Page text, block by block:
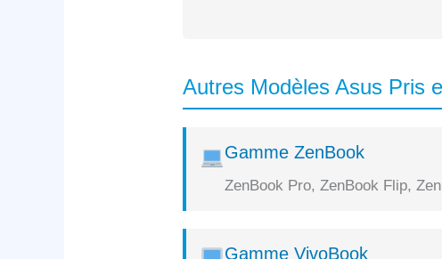
Autres Modèles Asus Pris
Gamme ZenBook
ZenBook Pro, ZenBook Flip,
Gamme VivoBook